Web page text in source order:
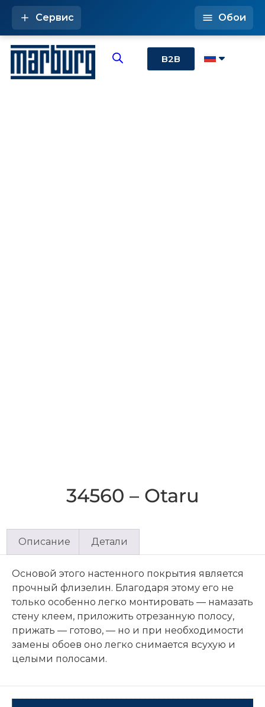
B2B
Сервис Обои
34560 – Otaru
Описание Детали
Основой этого настенного покрытия является
прочный флизелин. Благодаря этому его не
только особенно легко монтировать — намазать
стену клеем, приложить отрезанную полосу,
прижать — готово, — но и при необходимости
замены обоев оно легко снимается всухую и
целыми полосами.